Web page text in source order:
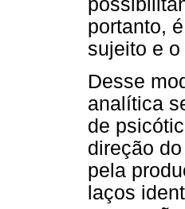
portanto,
sujeito e o
Desse
analítica
de
direção
pela
laços